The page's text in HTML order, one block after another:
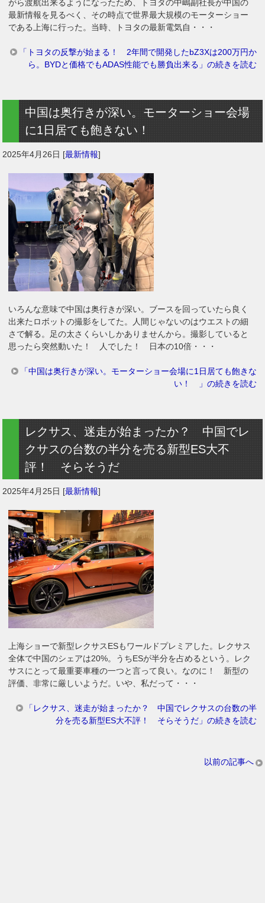
がら渡航出来るようになったため、トヨタの中嶋副社長が中国の
最新情報を見るべく、その時点で世界最大規模のモーターショー
である上海に行った。当時、トヨタの最新電気自・・・
「トヨタの反撃が始まる！ 2年間で開発したbZ3Xは200万円か
ら。BYDと価格でもADAS性能でも勝負出来る」の続きを読む
中国は奥行きが深い。モーターショー会場
に1日居ても飽きない！
2025年4月26日 [最新情報]
いろんな意味で中国は奥行きが深い。ブースを回っていたら良く
出来たロボットの撮影をしてた。人間じゃないのはウエストの細
さで解る。足の太さくらいしかありませんから。撮影していると
思ったら突然動いた！ 人でした！ 日本の10倍・・・
「中国は奥行きが深い。モーターショー会場に1日居ても飽きな
い！ 」の続きを読む
レクサス、迷走が始まったか？ 中国でレ
クサスの台数の半分を売る新型ES大不
評！ そらそうだ
2025年4月25日 [最新情報]
上海ショーで新型レクサスESもワールドプレミアした。レクサス
全体で中国のシェアは20%。うちESが半分を占めるという。レク
サスにとって最重要車種の一つと言って良い。なのに！ 新型の
評価、非常に厳しいようだ。いや、私だって・・・
「レクサス、迷走が始まったか？ 中国でレクサスの台数の半
分を売る新型ES大不評！ そらそうだ」の続きを読む
以前の記事へ